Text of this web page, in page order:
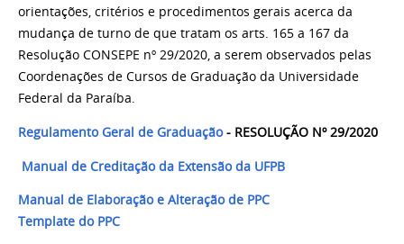
orientações, critérios e procedimentos gerais acerca da
mudança de turno de que tratam os arts. 165 a 167 da
Resolução CONSEPE nº 29/2020, a serem observados pelas
Coordenações de Cursos de Graduação da Universidade
Federal da Paraíba.
Regulamento Geral de Graduação- RESOLUÇÃO Nº 29/2020
Manual de Creditação da Extensão da UFPB
Manual de Elaboração e Alteração de PPC
Template do PPC